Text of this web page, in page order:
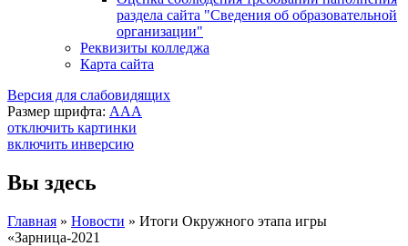
раздела сайта "Сведения об образовательной
организации"
Реквизиты колледжа
Карта сайта
Версия для слабовидящих
Размер шрифта: AAA
отключить картинки
включить инверсию
Вы здесь
Главная » Новости » Итоги Окружного этапа игры
«Зарница-2021